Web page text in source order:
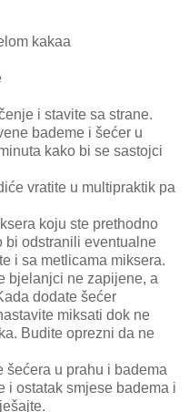
kakaa
i stavite sa strane.
bademe i šećer u
kako bi se sastojci
vratite u multipraktik pa
koju ste prethodno
bi odstranili eventualne
i sa metlicama miksera.
bjelanjci ne zapijene, a
dodate šećer
miksati dok ne
Budite oprezni da ne
u prahu i badema
i ostatak smjese badema i